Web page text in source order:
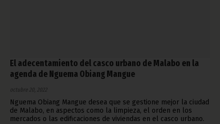
El adecentamiento del casco urbano de Malabo en la
agenda de Nguema Obiang Mangue
octubre 20, 2022
Nguema Obiang Mangue desea que se gestione mejor la ciudad
de Malabo, en aspectos como la limpieza, el orden en los
mercados o las edificaciones de viviendas en el casco urbano.